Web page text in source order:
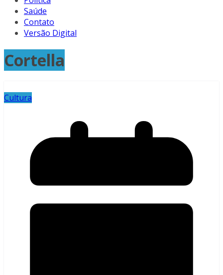
Saúde
Contato
Versão Digital
Cortella
Cultura